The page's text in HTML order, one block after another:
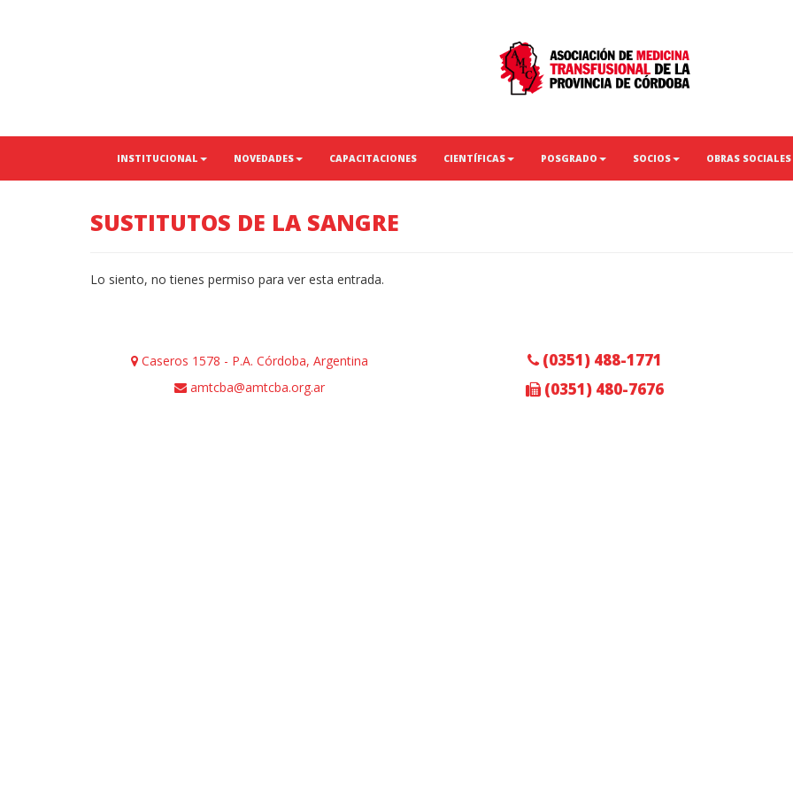
INSTITUCIONAL NOVEDADES CAPACITACIONES CIENTÍFICAS POSGRADO SOCIOS OBRAS SOCIALES
SUSTITUTOS DE LA SANGRE
Lo siento, no tienes permiso para ver esta entrada.
Caseros 1578 - P.A. Córdoba, Argentina
amtcba@amtcba.org.ar
(0351) 488-1771
(0351) 480-7676